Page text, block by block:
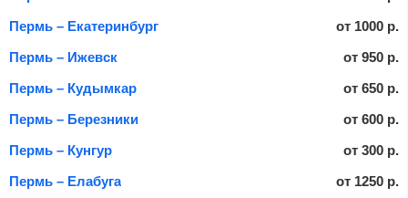
Пермь – Екатеринбург
от 1000 р.
Пермь – Ижевск
от 950 р.
Пермь – Кудымкар
от 650 р.
Пермь – Березники
от 600 р.
Пермь – Кунгур
от 300 р.
Пермь – Елабуга
от 1250 р.